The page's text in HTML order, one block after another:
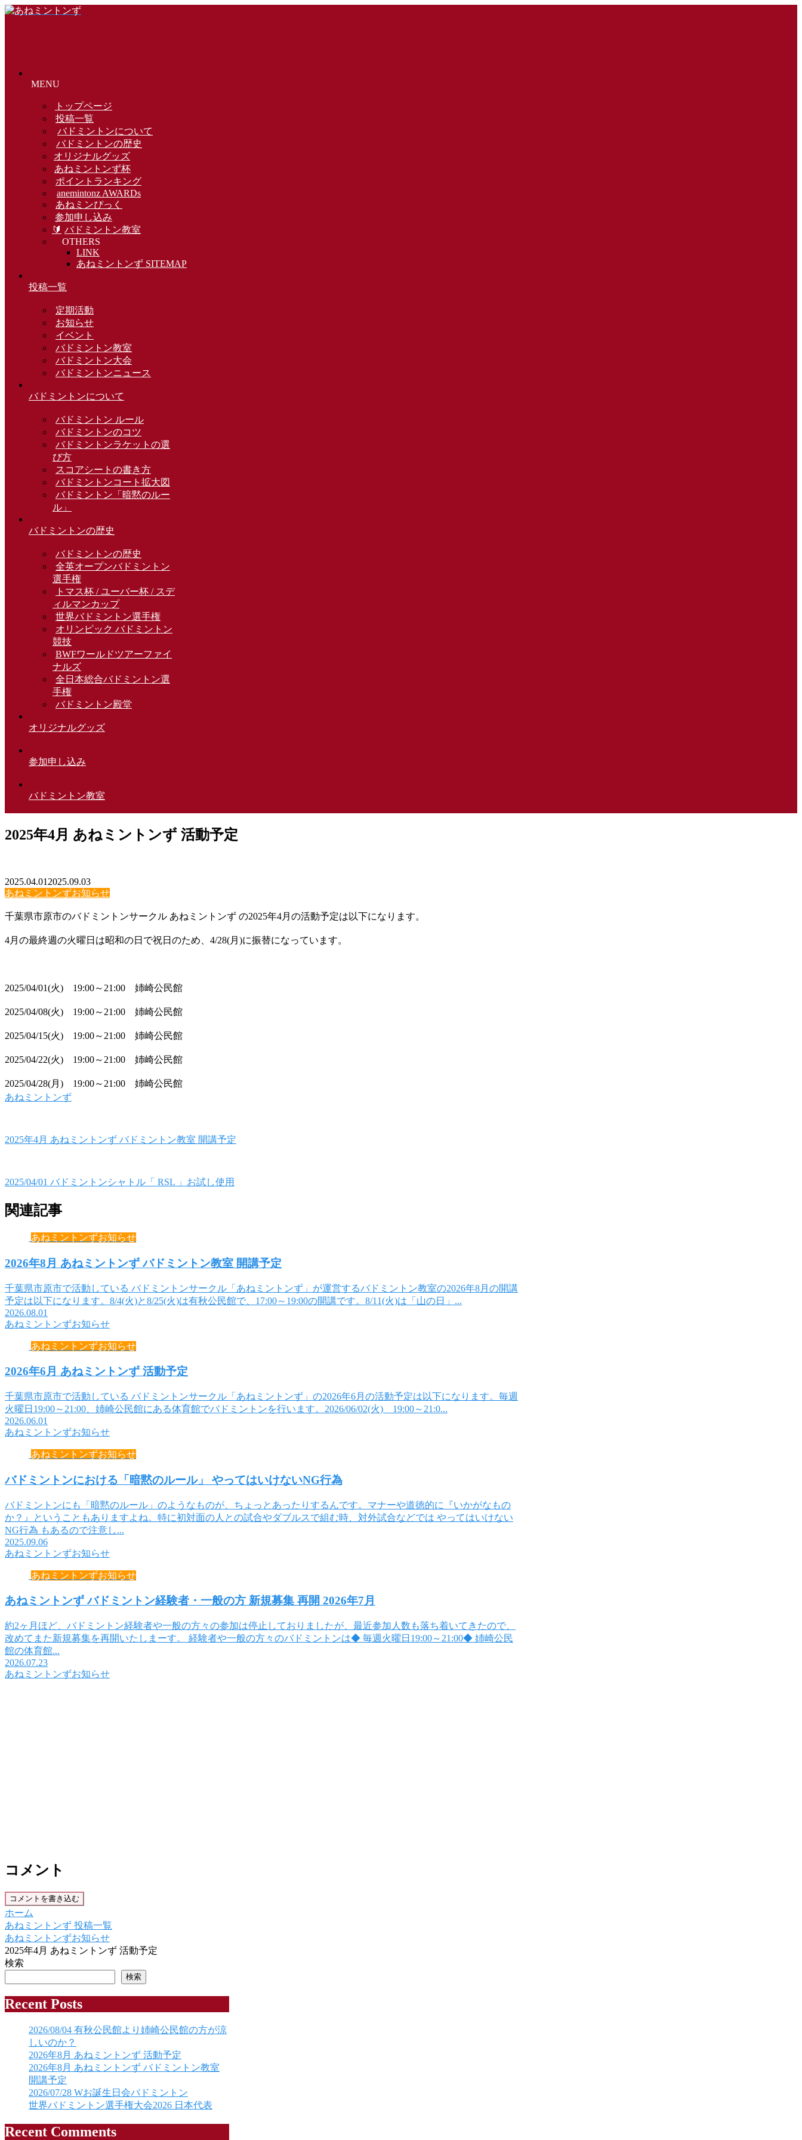
MENU
トップページ
投稿一覧
バドミントンについて
バドミントンの歴史
オリジナルグッズ
あねミントンず杯
ポイントランキング
anemintonz AWARDs
あねミンぴっく
参加申し込み
🔰 バドミントン教室
OTHERS
LINK
あねミントンず SITEMAP
投稿一覧
定期活動
お知らせ
イベント
バドミントン教室
バドミントン大会
バドミントンニュース
バドミントンについて
バドミントン ルール
バドミントンのコツ
バドミントンラケットの選
び方
スコアシートの書き方
バドミントンコート拡大図
バドミントン「暗黙のルー
ル」
バドミントンの歴史
バドミントンの歴史
全英オープンバドミントン
選手権
トマス杯 / ユーバー杯 / スデ
ィルマンカップ
世界バドミントン選手権
オリンピック バドミントン
競技
BWFワールドツアーファイ
ナルズ
全日本総合バドミントン選
手権
バドミントン殿堂
オリジナルグッズ
参加申し込み
バドミントン教室
2025年4月 あねミントンず 活動予定
2025.04.01 2025.09.03
あねミントンずお知らせ
千葉県市原市のバドミントンサークル あねミントンず の2025年4月の活動予定は以下になります。
4月の最終週の火曜日は昭和の日で祝日のため、4/28(月)に振替になっています。
2025/04/01(火) 19:00～21:00 姉崎公民館
2025/04/08(火) 19:00～21:00 姉崎公民館
2025/04/15(火) 19:00～21:00 姉崎公民館
2025/04/22(火) 19:00～21:00 姉崎公民館
2025/04/28(月) 19:00～21:00 姉崎公民館
あねミントンず
2025年4月 あねミントンず バドミントン教室 開講予定
2025/04/01 バドミントンシャトル「 RSL 」お試し使用
関連記事
あねミントンずお知らせ
2026年8月 あねミントンず バドミントン教室 開講予定
千葉県市原市で活動している バドミントンサークル「あねミントンず」が運営するバドミントン教室の2026年8月の開講
予定は以下になります。8/4(火)と8/25(火)は有秋公民館で、17:00～19:00の開講です。8/11(火)は「山の日」...
2026.08.01
あねミントンずお知らせ
あねミントンずお知らせ
2026年6月 あねミントンず 活動予定
千葉県市原市で活動している バドミントンサークル「あねミントンず」の2026年6月の活動予定は以下になります。毎週
火曜日19:00～21:00、姉崎公民館にある体育館でバドミントンを行います。2026/06/02(火) 19:00～21:0...
2026.06.01
あねミントンずお知らせ
あねミントンずお知らせ
バドミントンにおける「暗黙のルール」 やってはいけないNG行為
バドミントンにも「暗黙のルール」のようなものが、ちょっとあったりするんです。マナーや道徳的に『いかがなもの
か？』ということもありますよね。特に初対面の人との試合やダブルスで組む時、対外試合などでは やってはいけない
NG行為 もあるので注意し...
2025.09.06
あねミントンずお知らせ
あねミントンずお知らせ
あねミントンず バドミントン経験者・一般の方 新規募集 再開 2026年7月
約2ヶ月ほど、バドミントン経験者や一般の方々の参加は停止しておりましたが、最近参加人数も落ち着いてきたので、
改めてまた新規募集を再開いたしまーす。 経験者や一般の方々のバドミントンは◆ 毎週火曜日19:00～21:00◆ 姉崎公民
館の体育館...
2026.07.23
あねミントンずお知らせ
コメント
コメントを書き込む
ホーム
あねミントンず 投稿一覧
あねミントンずお知らせ
2025年4月 あねミントンず 活動予定
検索
検索
Recent Posts
2026/08/04 有秋公民館より姉崎公民館の方が涼
しいのか？
2026年8月 あねミントンず 活動予定
2026年8月 あねミントンず バドミントン教室
開講予定
2026/07/28 Wお誕生日会バドミントン
世界バドミントン選手権大会2026 日本代表
Recent Comments